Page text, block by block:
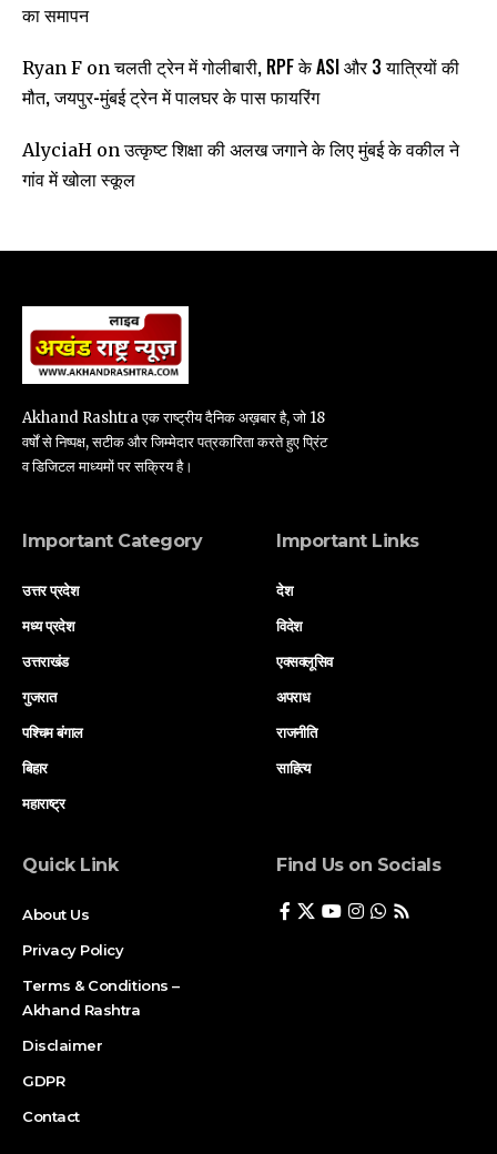
का समापन
Ryan F onचलती ट्रेन में गोलीबारी, RPF के ASI और 3 यात्रियों की
मौत, जयपुर-मुंबई ट्रेन में पालघर के पास फायरिंग
AlyciaH onउत्कृष्ट शिक्षा की अलख जगाने के लिए मुंबई के वकील ने
गांव में खोला स्कूल
Akhand Rashtra एक राष्ट्रीय दैनिक अख़बार है, जो 18
वर्षों से निष्पक्ष, सटीक और जिम्मेदार पत्रकारिता करते हुए प्रिंट
व डिजिटल माध्यमों पर सक्रिय है।
Important Category
उत्तर प्रदेश
मध्य प्रदेश
उत्तराखंड
गुजरात
पश्चिम बंगाल
बिहार
महाराष्ट्र
Important Links
देश
विदेश
एक्सक्लूसिव
अपराध
राजनीति
साहित्य
Quick Link
About Us
Privacy Policy
Terms & Conditions –
Akhand Rashtra
Disclaimer
GDPR
Contact
Find Us on Socials